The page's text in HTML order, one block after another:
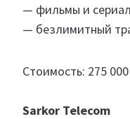
— фильмы и
— безлимитный
Стоимость: 275
Sarkor Telecom